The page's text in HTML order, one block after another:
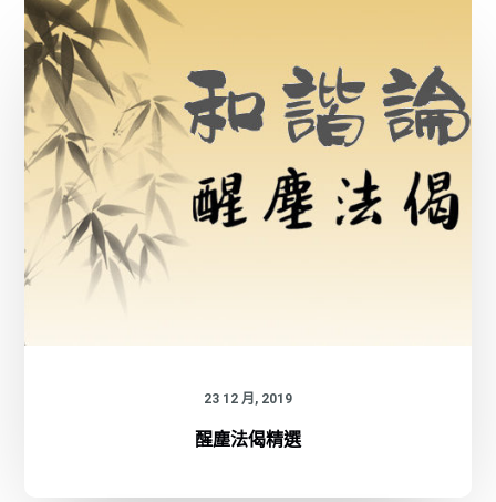
23 12 月, 2019
醒塵法偈精選